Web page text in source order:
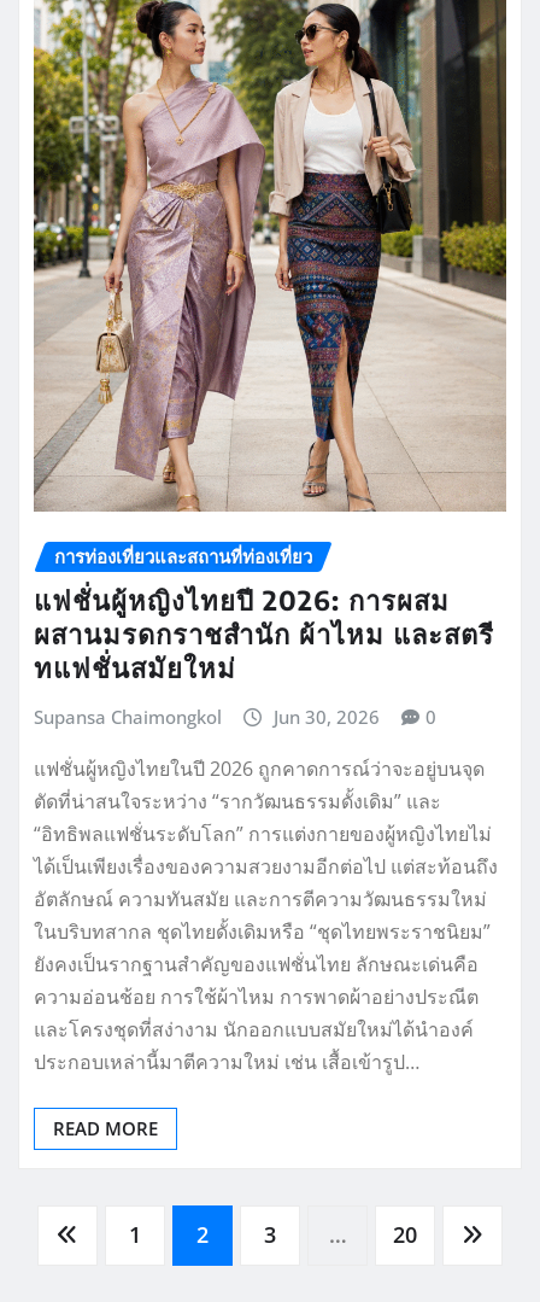
การท่องเที่ยวและสถานที่ท่องเที่ยว
แฟชั่นผู้หญิงไทยปี 2026: การผสม
ผสานมรดกราชสำนัก ผ้าไหม และสตรี
ทแฟชั่นสมัยใหม่
Supansa Chaimongkol Jun 30, 2026 0
แฟชั่นผู้หญิงไทยในปี 2026 ถูกคาดการณ์ว่าจะอยู่บนจุด
ตัดที่น่าสนใจระหว่าง “รากวัฒนธรรมดั้งเดิม” และ
“อิทธิพลแฟชั่นระดับโลก” การแต่งกายของผู้หญิงไทยไม่
ได้เป็นเพียงเรื่องของความสวยงามอีกต่อไป แต่สะท้อนถึง
อัตลักษณ์ ความทันสมัย และการตีความวัฒนธรรมใหม่
ในบริบทสากล ชุดไทยดั้งเดิมหรือ “ชุดไทยพระราชนิยม”
ยังคงเป็นรากฐานสำคัญของแฟชั่นไทย ลักษณะเด่นคือ
ความอ่อนช้อย การใช้ผ้าไหม การพาดผ้าอย่างประณีต
และโครงชุดที่สง่างาม นักออกแบบสมัยใหม่ได้นำองค์
ประกอบเหล่านี้มาตีความใหม่ เช่น เสื้อเข้ารูป…
READ MORE
Posts1 2 3 … 20